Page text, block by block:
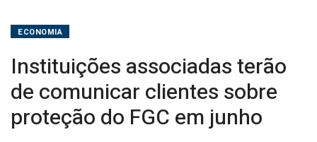
ECONOMIA
Instituições associadas terão
de comunicar clientes sobre
proteção do FGC em junho